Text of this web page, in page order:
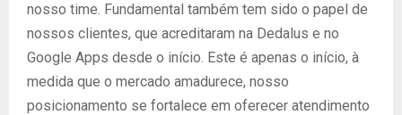
nosso time. Fundamental também tem sido o papel de
nossos clientes, que acreditaram na Dedalus e no
Google Apps desde o início. Este é apenas o início, à
medida que o mercado amadurece, nosso
posicionamento se fortalece em oferecer atendimento